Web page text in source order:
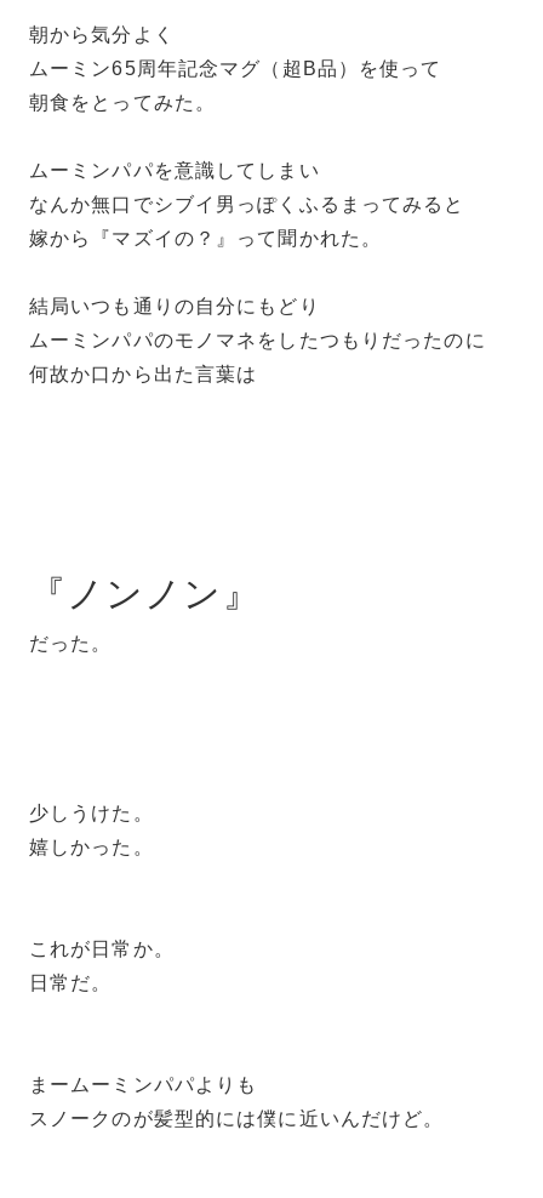
朝から気分よく
ムーミン65周年記念マグ（超B品）を使って
朝食をとってみた。
ムーミンパパを意識してしまい
なんか無口でシブイ男っぽくふるまってみると
嫁から『マズイの？』って聞かれた。
結局いつも通りの自分にもどり
ムーミンパパのモノマネをしたつもりだったのに
何故か口から出た言葉は
『ノンノン』
だった。
少しうけた。
嬉しかった。
これが日常か。
日常だ。
まームーミンパパよりも
スノークのが髪型的には僕に近いんだけど。